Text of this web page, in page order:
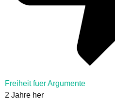
Freiheit fuer Argumente
2 Jahre her